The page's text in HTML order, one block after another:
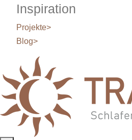
Inspiration
Projekte>
Blog>